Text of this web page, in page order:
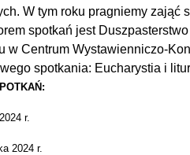
W tym roku pragniemy zająć
spotkań jest
w Centrum Wystawienniczo-
spotkania: Eucharystia i
r.
2024 r.